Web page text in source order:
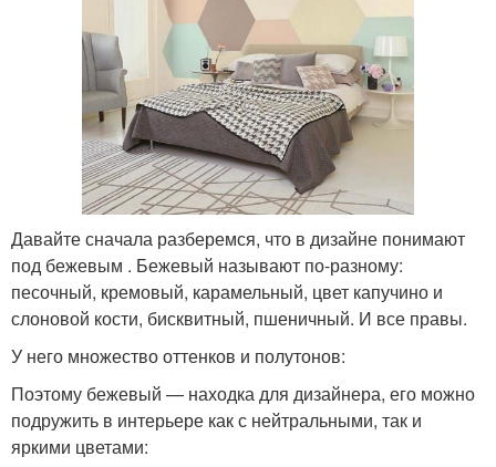
Давайте сначала разберемся, что в дизайне понимают
под бежевым . Бежевый называют по-разному:
песочный, кремовый, карамельный, цвет капучино и
слоновой кости, бисквитный, пшеничный. И все правы.
У него множество оттенков и полутонов:
Поэтому бежевый — находка для дизайнера, его можно
подружить в интерьере как с нейтральными, так и
яркими цветами: